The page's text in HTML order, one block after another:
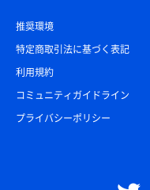
推奨環境
特定商取引法に基づく表記
利用規約
コミュニティガイドライン
プライバシーポリシー